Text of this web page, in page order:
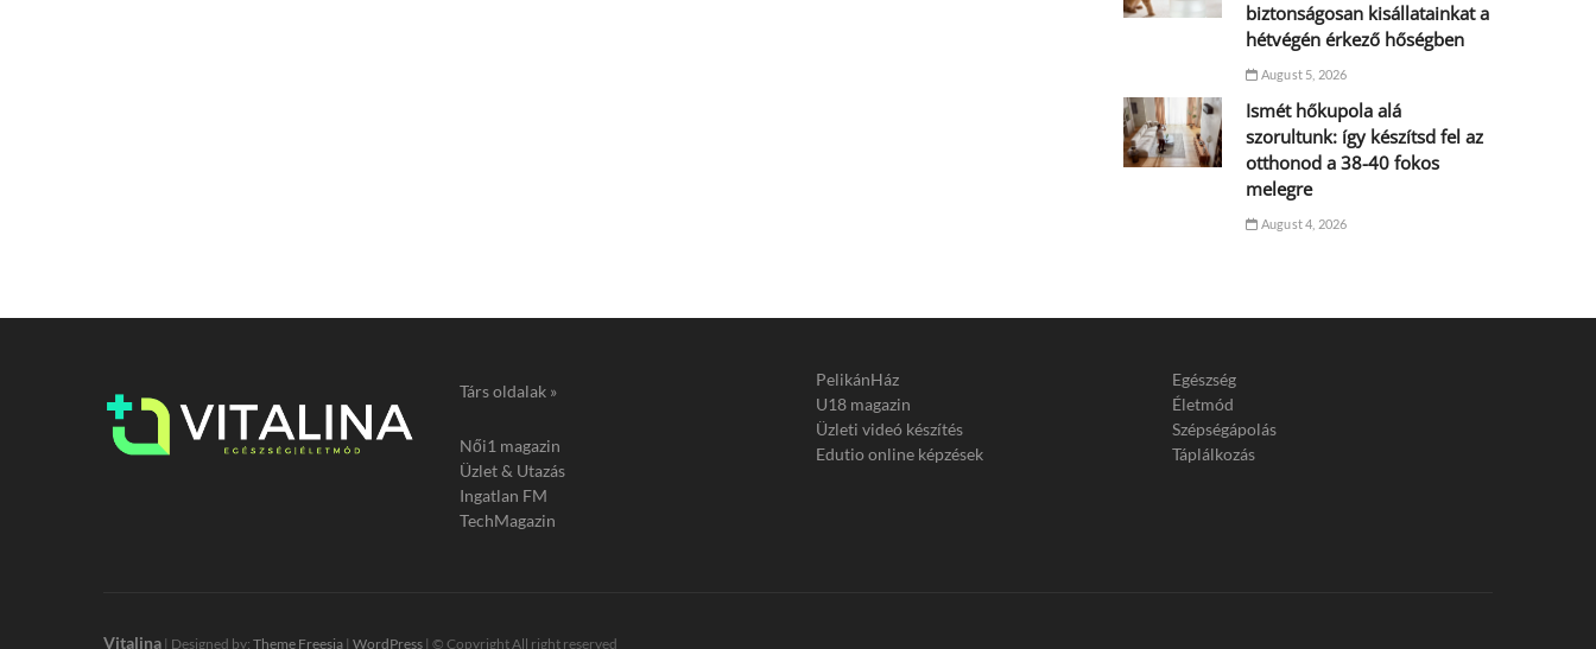
biztonságosan kisállatainkat a
hétvégén érkező hőségben
August 5, 2026
Ismét hőkupola alá
szorultunk: így készítsd fel az
otthonod a 38-40 fokos
melegre
August 4, 2026
Társ oldalak »
Női1 magazin
Üzlet & Utazás
Ingatlan FM
TechMagazin
PelikánHáz
U18 magazin
Üzleti videó készítés
Edutio online képzések
Egészség
Életmód
Szépségápolás
Táplálkozás
Vitalina | Designed by: Theme Freesia | WordPress | © Copyright All right reserved